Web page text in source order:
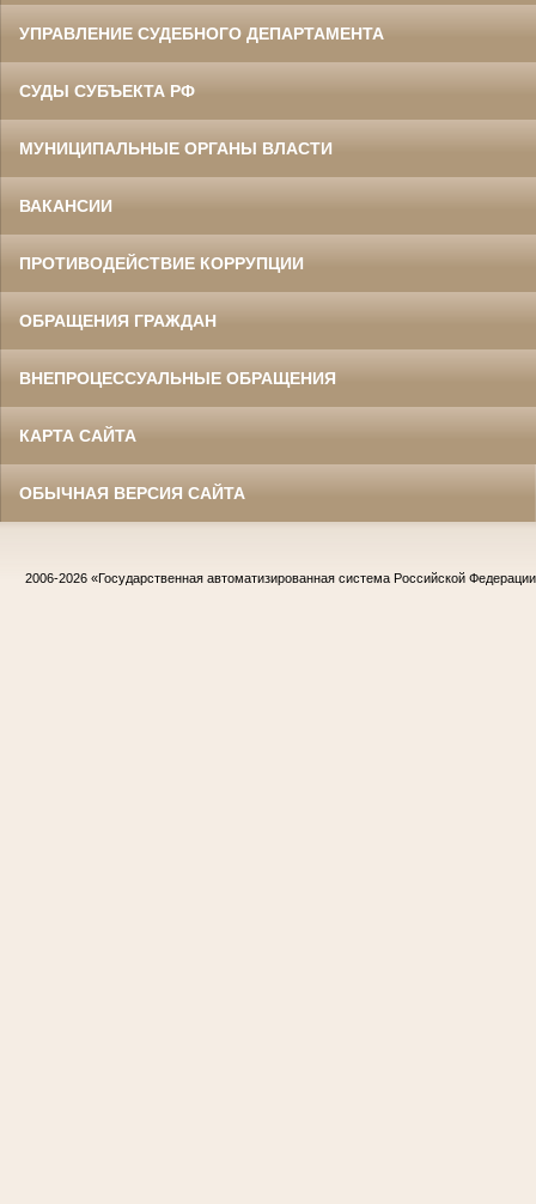
УПРАВЛЕНИЕ СУДЕБНОГО ДЕПАРТАМЕНТА
СУДЫ СУБЪЕКТА РФ
МУНИЦИПАЛЬНЫЕ ОРГАНЫ ВЛАСТИ
ВАКАНСИИ
ПРОТИВОДЕЙСТВИЕ КОРРУПЦИИ
ОБРАЩЕНИЯ ГРАЖДАН
ВНЕПРОЦЕССУАЛЬНЫЕ ОБРАЩЕНИЯ
КАРТА САЙТА
ОБЫЧНАЯ ВЕРСИЯ САЙТА
2006-2026 «Государственная автоматизированная система Российской